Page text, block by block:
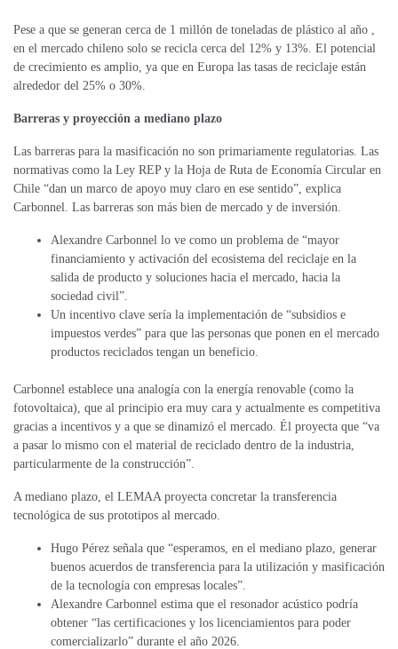
Pese a que se generan cerca de 1 millón de toneladas de plástico al año ,
en el mercado chileno solo se recicla cerca del 12% y 13%. El potencial
de crecimiento es amplio, ya que en Europa las tasas de reciclaje están
alrededor del 25% o 30%.
Barreras y proyección a mediano plazo
Las barreras para la masificación no son primariamente regulatorias. Las
normativas como la Ley REP y la Hoja de Ruta de Economía Circular en
Chile “dan un marco de apoyo muy claro en ese sentido”, explica
Carbonnel. Las barreras son más bien de mercado y de inversión.
Alexandre Carbonnel lo ve como un problema de “mayor
financiamiento y activación del ecosistema del reciclaje en la
salida de producto y soluciones hacia el mercado, hacia la
sociedad civil”.
Un incentivo clave sería la implementación de “subsidios e
impuestos verdes” para que las personas que ponen en el mercado
productos reciclados tengan un beneficio.
Carbonnel establece una analogía con la energía renovable (como la
fotovoltaica), que al principio era muy cara y actualmente es competitiva
gracias a incentivos y a que se dinamizó el mercado. Él proyecta que “va
a pasar lo mismo con el material de reciclado dentro de la industria,
particularmente de la construcción”.
A mediano plazo, el LEMAA proyecta concretar la transferencia
tecnológica de sus prototipos al mercado.
Hugo Pérez señala que “esperamos, en el mediano plazo, generar
buenos acuerdos de transferencia para la utilización y masificación
de la tecnología con empresas locales”.
Alexandre Carbonnel estima que el resonador acústico podría
obtener “las certificaciones y los licenciamientos para poder
comercializarlo” durante el año 2026